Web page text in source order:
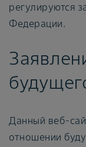
регулируются
Федерации.
Данный веб-
отношении